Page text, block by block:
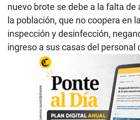
nuevo brote se debe a la falta de
la población, que no coopera en
inspección y desinfección,
ingreso a sus casas del personal